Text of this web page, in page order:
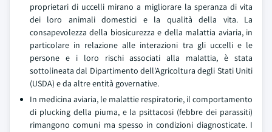
proprietari di uccelli mirano a migliorare la speranza di vita
dei loro animali domestici e la qualità della vita. La
consapevolezza della biosicurezza e della malattia aviaria, in
particolare in relazione alle interazioni tra gli uccelli e le
persone e i loro rischi associati alla malattia, è stata
sottolineata dal Dipartimento dell'Agricoltura degli Stati Uniti
(USDA) e da altre entità governative.
In medicina aviaria, le malattie respiratorie, il comportamento
di plucking della piuma, e la psittacosi (febbre dei parassiti)
rimangono comuni ma spesso in condizioni diagnosticate. I